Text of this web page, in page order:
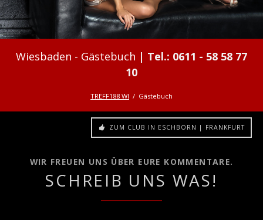
Gästebuch
TREFF188 WI Gästebuch
ZUM CLUB IN ESCHBORN | FRANKFURT
WIR FREUEN UNS ÜBER EURE KOMMENTARE.
SCHREIB UNS WAS!